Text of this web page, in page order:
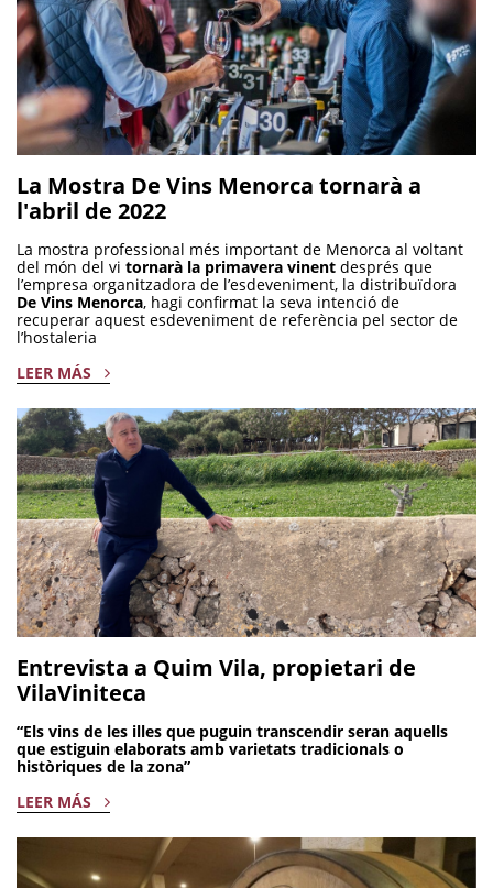
La Mostra De Vins Menorca tornarà a
l'abril de 2022
La mostra professional més important de Menorca al voltant
del món del vi tornarà la primavera vinent després que
l’empresa organitzadora de l’esdeveniment, la distribuïdora
De Vins Menorca, hagi confirmat la seva intenció de
recuperar aquest esdeveniment de referència pel sector de
l’hostaleria
LEER MÁS
Entrevista a Quim Vila, propietari de
VilaViniteca
“Els vins de les illes que puguin transcendir seran aquells
que estiguin elaborats amb varietats tradicionals o
històriques de la zona”
LEER MÁS